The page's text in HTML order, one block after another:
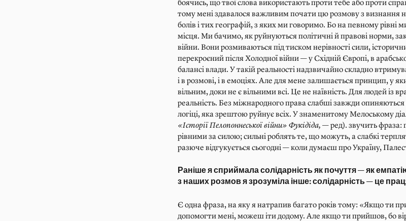
боячись, що твої слова використають проти тебе або проти
тому мені здавалося важливим почати цю розмову з визнання
болів і тих географій, з яких ми говоримо. Бо на певному рівні
місця. Ми бачимо, як руйнуються політичні й правові норми,
війни. Вони розмиваються під тиском нерівності сили,
перекроєний після Холодної війни — у Східній Європі, в
балансі влади. У такій реальності надзвичайно складно
і в розмові, і в емоціях. Але для мене залишається принцип, у
вільним, доки не є вільними всі. Це не наївність. Для людей із
реальність. Без міжнародного права слабші завжди
логіці, яка зрештою руйнує всіх. У знаменитому Мелоському
«Історії Пелопоннеської війни» Фукідіда, — ред). звучить
рівними за силою; сильні роблять те, що можуть, а слабкі
разюче відгукується сьогодні — коли думаєш про Україну,
Раніше я сприймала солідарність як почуття — як
з наших розмов я зрозуміла інше: солідарність — це
Є одна фраза, на яку я натрапив багато років тому: «Якщо ти
допомогти мені, можеш іти додому. Але якщо ти прийшов, бо